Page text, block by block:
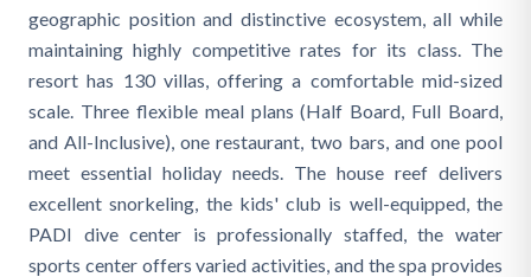
geographic position and distinctive ecosystem, all while
maintaining highly competitive rates for its class. The
resort has 130 villas, offering a comfortable mid-sized
scale. Three flexible meal plans (Half Board, Full Board,
and All-Inclusive), one restaurant, two bars, and one pool
meet essential holiday needs. The house reef delivers
excellent snorkeling, the kids' club is well-equipped, the
PADI dive center is professionally staffed, the water
sports center offers varied activities, and the spa provides